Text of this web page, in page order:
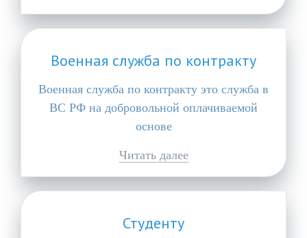
Военная служба по контракту
Военная служба по контракту это служба в
ВС РФ на добровольной оплачиваемой
основе
Читать далее
Студенту